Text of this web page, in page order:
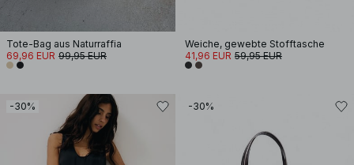
Tote-Bag aus Naturraffia
69,96 EUR 99,95 EUR
Weiche, gewebte Stofftasche
41,96 EUR 59,95 EUR
-30% -30%